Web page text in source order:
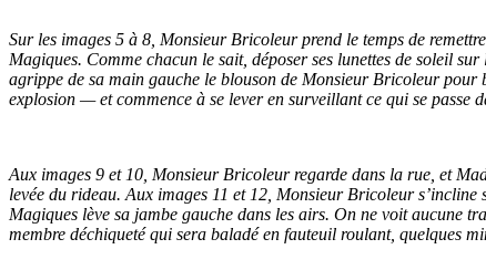
Sur les images 5 à 8, Monsieur Bricoleur prend le temps de
Magiques. Comme chacun le sait, déposer ses lunettes de soleil
agrippe de sa main gauche le blouson de Monsieur Bricoleur
explosion — et commence à se lever en surveillant ce qui se passe
Aux images 9 et 10, Monsieur Bricoleur regarde dans la rue, et
levée du rideau. Aux images 11 et 12, Monsieur Bricoleur
Magiques lève sa jambe gauche dans les airs. On ne voit aucune
membre déchiqueté qui sera baladé en fauteuil roulant, quelques